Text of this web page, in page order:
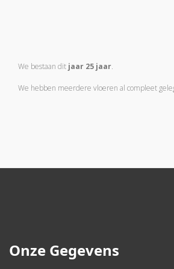
We bestaan dit jaar 25 jaar.
We hebben meerdere vloeren al compleet
Onze Gegevens